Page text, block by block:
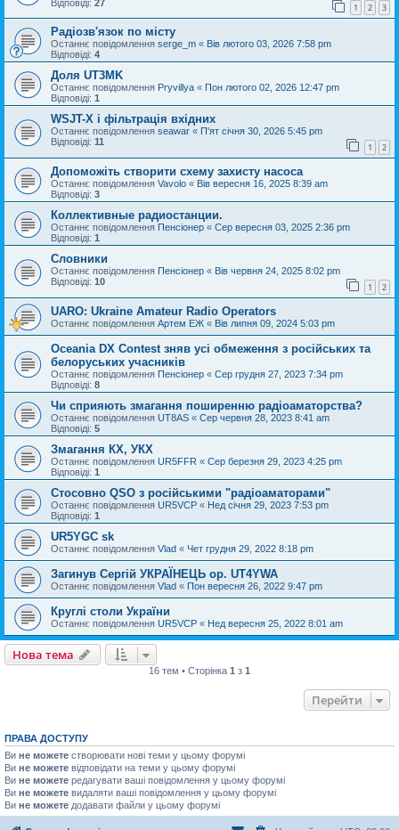
Відповіді: 27 1 2 3
Радіозв'язок по місту
Останнє повідомлення serge_m « Вів лютого 03, 2026 7:58 pm
Відповіді: 4
Доля UT3MK
Останнє повідомлення Pryvillya « Пон лютого 02, 2026 12:47 pm
Відповіді: 1
WSJT-X і фільтрація вхідних
Останнє повідомлення seawar « П'ят січня 30, 2026 5:45 pm
Відповіді: 11 1 2
Допоможіть створити схему захисту насоса
Останнє повідомлення Vavolo « Вів вересня 16, 2025 8:39 am
Відповіді: 3
Коллективные радиостанции.
Останнє повідомлення Пенсіонер « Сер вересня 03, 2025 2:36 pm
Відповіді: 1
Словники
Останнє повідомлення Пенсіонер « Вів червня 24, 2025 8:02 pm
Відповіді: 10 1 2
UARO: Ukraine Аmateur Radio Operators
Останнє повідомлення Артем ЕЖ « Вів липня 09, 2024 5:03 pm
Oceania DX Contest зняв усі обмеження з російських та
белоруських учасників
Останнє повідомлення Пенсіонер « Сер грудня 27, 2023 7:34 pm
Відповіді: 8
Чи сприяють змагання поширенню радіоаматорства?
Останнє повідомлення UT8AS « Сер червня 28, 2023 8:41 am
Відповіді: 5
Змагання КХ, УКХ
Останнє повідомлення UR5FFR « Сер березня 29, 2023 4:25 pm
Відповіді: 1
Стосовно QSO з російськими "радіоаматорами"
Останнє повідомлення UR5VCP « Нед січня 29, 2023 7:53 pm
Відповіді: 1
UR5YGC sk
Останнє повідомлення Vlad « Чет грудня 29, 2022 8:18 pm
Загинув Сергій УКРАЇНЕЦЬ op. UT4YWA
Останнє повідомлення Vlad « Пон вересня 26, 2022 9:47 pm
Круглі столи України
Останнє повідомлення UR5VCP « Нед вересня 25, 2022 8:01 am
Нова тема
16 тем • Сторінка 1 з 1
Перейти
ПРАВА ДОСТУПУ
Ви не можете створювати нові теми у цьому форумі
Ви не можете відповідати на теми у цьому форумі
Ви не можете редагувати ваші повідомлення у цьому форумі
Ви не можете видаляти ваші повідомлення у цьому форумі
Ви не можете додавати файли у цьому форумі